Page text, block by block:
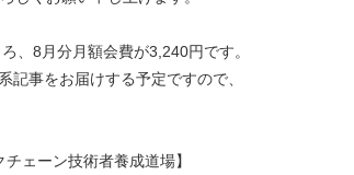
、8月分月額会費が3,240円です。
事をお届けする予定ですので、
ェーン技術者養成道場】